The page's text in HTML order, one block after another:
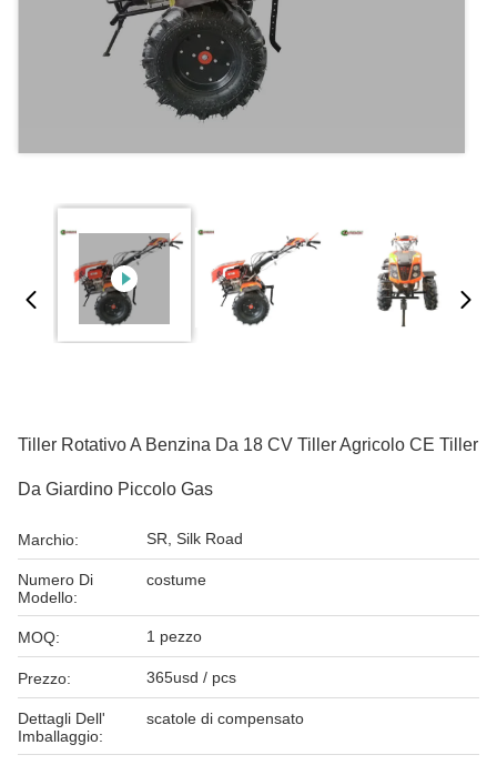
Tiller Rotativo A Benzina Da 18 CV Tiller Agricolo CE Tiller
Da Giardino Piccolo Gas
Marchio: SR, Silk Road
Numero Di
Modello:
costume
MOQ: 1 pezzo
Prezzo: 365usd / pcs
Dettagli Dell'
Imballaggio:
scatole di compensato